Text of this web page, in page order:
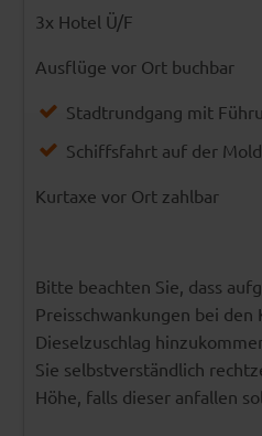
3x Hotel Ü/F
Ausflüge vor Ort buchbar
Stadtrundgang mit
Schiffsfahrt auf der
Kurtaxe vor Ort zahlbar
Bitte beachten Sie, dass
Preisschwankungen bei
Dieselzuschlag
Sie selbstverständlich
Höhe, falls dieser anfallen